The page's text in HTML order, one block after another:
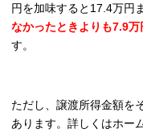
円を加味すると17.4万円
なかったときよりも7.9
す。
ただし、譲渡所得金額を
あります。詳しくはホー